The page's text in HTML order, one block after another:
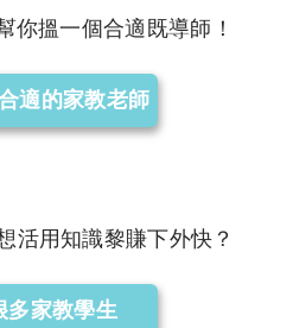
你搵一個合適既導師！
適的家教老師
活用知識黎賺下外快？
多家教學生